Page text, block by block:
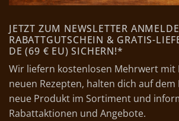
JETZT ZUM NEWSLETTER
RABATTGUTSCHEIN & GRATIS-
DE (69 € EU) SICHERN!*
Wir liefern kostenlosen Mehrwert mit
neuen Rezepten, halten dich auf
neue Produkt im Sortiment und
Rabattaktionen und Angebote.